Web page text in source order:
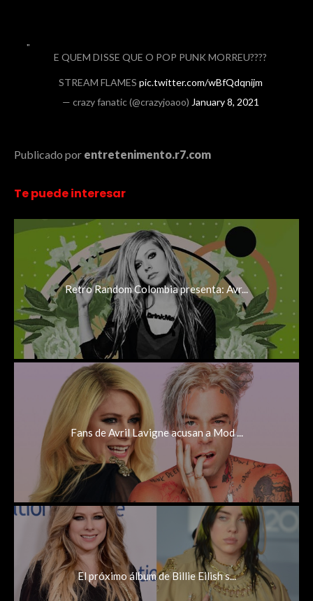
E QUEM DISSE QUE O POP PUNK MORREU????
STREAM FLAMES pic.twitter.com/wBfQdqnijm
— crazy fanatic (@crazyjoaoo) January 8, 2021
Publicado por entretenimento.r7.com
Te puede interesar
Retro Random Colombia presenta: Avr...
Fans de Avril Lavigne acusan a Mod ...
El próximo álbum de Billie Eilish s...